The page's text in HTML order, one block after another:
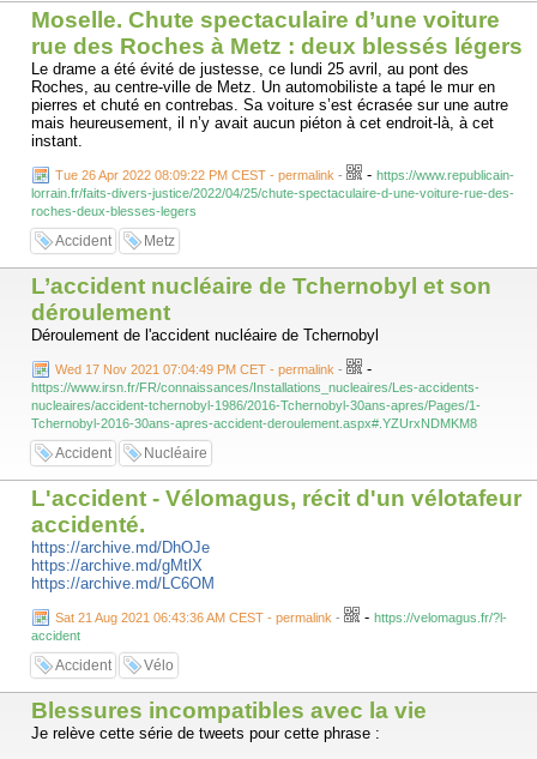
Moselle​. Chute spectaculaire d’une voiture
rue des Roches à Metz : deux blessés légers
Le drame a été évité de justesse, ce lundi 25 avril, au pont des
Roches, au centre-ville de Metz. Un automobiliste a tapé le mur en
pierres et chuté en contrebas. Sa voiture s’est écrasée sur une autre
mais heureusement, il n’y avait aucun piéton à cet endroit-là, à cet
instant.
Tue 26 Apr 2022 08:09:22 PM CEST - permalink - - https://www.republicain-
lorrain.fr/faits-divers-justice/2022/04/25/chute-spectaculaire-d-une-voiture-rue-des-
roches-deux-blesses-legers
Accident Metz
L’accident nucléaire de Tchernobyl et son
déroulement
Déroulement de l'accident nucléaire de Tchernobyl
Wed 17 Nov 2021 07:04:49 PM CET - permalink - -
https://www.irsn.fr/FR/connaissances/Installations_nucleaires/Les-accidents-
nucleaires/accident-tchernobyl-1986/2016-Tchernobyl-30ans-apres/Pages/1-
Tchernobyl-2016-30ans-apres-accident-deroulement.aspx#.YZUrxNDMKM8
Accident Nucléaire
L'accident - Vélomagus, récit d'un vélotafeur
accidenté.
https://archive.md/DhOJe
https://archive.md/gMtlX
https://archive.md/LC6OM
Sat 21 Aug 2021 06:43:36 AM CEST - permalink - - https://velomagus.fr/?l-
accident
Accident Vélo
Blessures incompatibles avec la vie
Je relève cette série de tweets pour cette phrase :